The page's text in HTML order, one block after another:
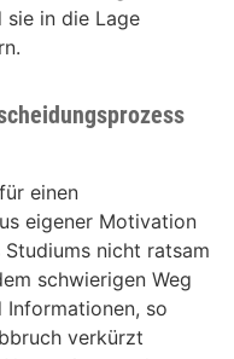
sie in die Lage
einen
eigener Motivation
nicht ratsam
schwierigen Weg
Informationen, so
verkürzt